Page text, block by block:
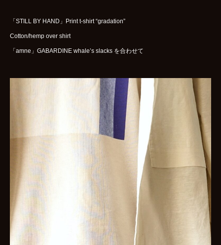
「STILL BY HAND」Print t-shirt “gradation”
Cotton/hemp over shirt
「amne」GABARDINE whale’s slacks を合わせて